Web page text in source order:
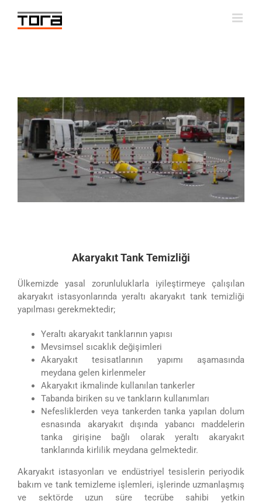
content
Akaryakıt Tank Temizliği
Ülkemizde yasal zorunluluklarla iyileştirmeye çalışılan
akaryakıt istasyonlarında yeraltı akaryakıt tank temizliği
yapılması gerekmektedir;
Yeraltı akaryakıt tanklarının yapısı
Mevsimsel sıcaklık değişimleri
Akaryakıt tesisatlarının yapımı aşamasında
meydana gelen kirlenmeler
Akaryakıt ikmalinde kullanılan tankerler
Tabanda biriken su ve tankların kullanımları
Nefesliklerden veya tankerden tanka yapılan dolum
esnasında akaryakıt dışında yabancı maddelerin
tanka girişine bağlı olarak yeraltı akaryakıt
tanklarında kirlilik meydana gelmektedir.
Akaryakıt istasyonları ve endüstriyel tesislerin periyodik
bakım ve tank temizleme işlemleri, işlerinde uzmanlaşmış
ve sektörde uzun süre tecrübe sahibi yetkin